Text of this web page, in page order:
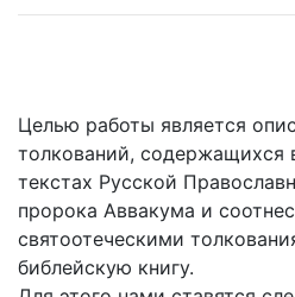
Целью работы является
толкований, содержащихся
текстах Русской
пророка Аввакума и
святоотеческими
библейскую книгу.